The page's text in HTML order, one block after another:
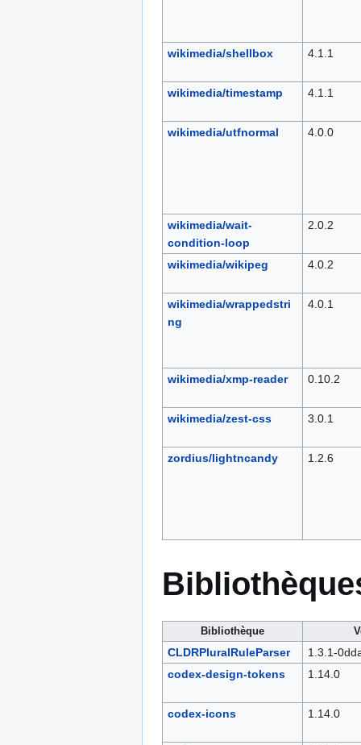
wikimedia/shellbox 4.1.1
wikimedia/timestamp 4.1.1
wikimedia/utfnormal 4.0.0
wikimedia/wait-
condition-loop
2.0.2
wikimedia/wikipeg 4.0.2
wikimedia/wrappedstri
ng
4.0.1
wikimedia/xmp-reader 0.10.2
wikimedia/zest-css 3.0.1
zordius/lightncandy 1.2.6
Bibliothèque
CLDRPluralRuleParser
1.3.1-
codex-design-tokens
1.14.0
codex-icons 1.14.0